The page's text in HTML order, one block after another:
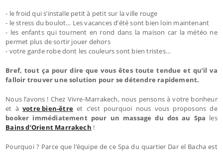
- le froid qui s’installe petit à petit sur la ville rouge
- le stress du boulot… Les vacances d’été sont bien loin maintenant
- les enfants qui tournent en rond dans la maison car la météo ne
permet plus de sortir jouer dehors
- votre garde robe dont les couleurs sont bien tristes…
Bref, tout ça pour dire que vous êtes toute tendue et qu’il va
falloir trouver une solution pour se détendre rapidement.
Nous l’avons ! Chez Vivre-Marrakech, nous pensons à votre bonheur
et àvotre bien-être et c’est pourquoi nous vous proposons de
booker immédiatement pour un massage du dos au Spa les
Bains d’Orient Marrakech !
Pourquoi ? Parce que l’équipe de ce Spa du quartier Dar el Bacha est